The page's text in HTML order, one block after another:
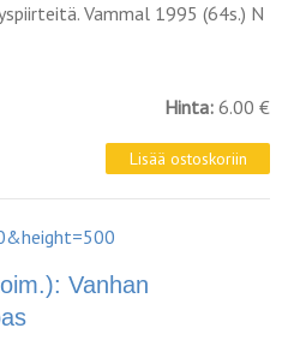
Vammal 1995 (64s.) N
Hinta: 6.00 €
Vanhan